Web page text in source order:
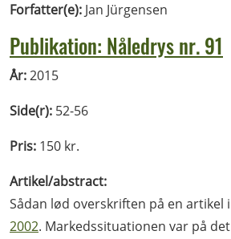
Forfatter(e): Jan Jürgensen
Publikation: Nåledrys nr. 91
År:2015
Side(r): 52-56
Pris: 150 kr.
Artikel/abstract:
Sådan lød overskriften på en artikel i
2002. Markedssituationen var på